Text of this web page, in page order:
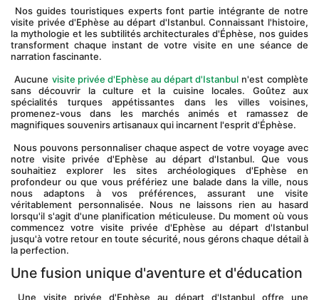
visite privée d'Ephèse au départ d'Istanbul. Connaissant l'histoire,
la mythologie et les subtilités architecturales d'Éphèse, nos guides
transforment chaque instant de votre visite en une séance de
narration fascinante.
Aucune visite privée d'Ephèse au départ d'Istanbul n'est complète
sans découvrir la culture et la cuisine locales. Goûtez aux
spécialités turques appétissantes dans les villes voisines,
promenez-vous dans les marchés animés et ramassez de
magnifiques souvenirs artisanaux qui incarnent l'esprit d'Éphèse.
notre visite privée d'Ephèse au départ d'Istanbul. Que vous
souhaitiez explorer les sites archéologiques d'Ephèse en
profondeur ou que vous préfériez une balade dans la ville, nous
nous adaptons à vos préférences, assurant une visite
véritablement personnalisée. Nous ne laissons rien au hasard
lorsqu'il s'agit d'une planification méticuleuse. Du moment où vous
commencez votre visite privée d'Ephèse au départ d'Istanbul
jusqu'à votre retour en toute sécurité, nous gérons chaque détail à
la perfection.
Une fusion unique d'aventure et d'éducation